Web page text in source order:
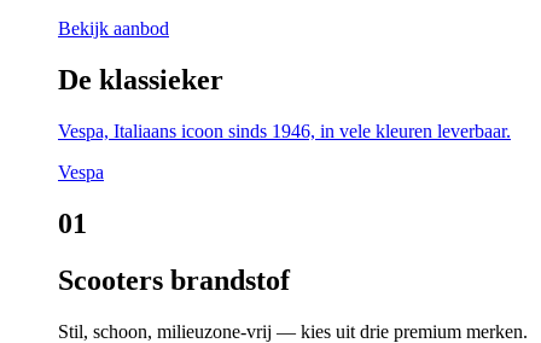
Bekijk aanbod
De klassieker
Vespa, Italiaans icoon sinds 1946, in vele kleuren leverbaar.
Vespa
01
Scooters brandstof
Stil, schoon, milieuzone-vrij — kies uit drie premium merken.